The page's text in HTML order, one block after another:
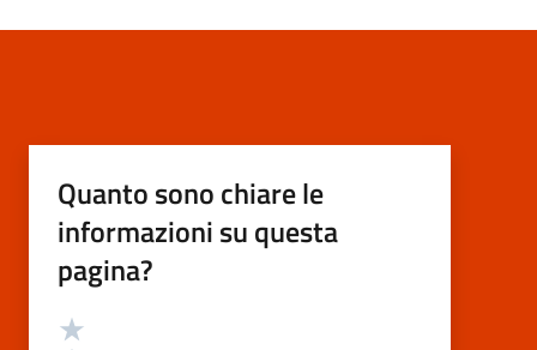
Quanto sono chiare le
informazioni su questa
pagina?
Valutazione